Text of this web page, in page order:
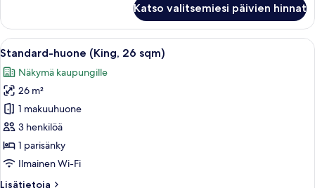
2
Twin
Rooms)
Katso valitsemiesi päivien hinnat
Avaa
kaikki
huonetyypin
Standard-
huone
(King,
26
sqm)
Hotellihuone, jossa on suuri sänky,
14
Standard-huone (King, 26 sqm)
Näkymä kaupungille
26 m²
1 makuuhuone
3 henkilöä
1 parisänky
Ilmainen Wi-Fi
Lisätietoja
Lisätietoja